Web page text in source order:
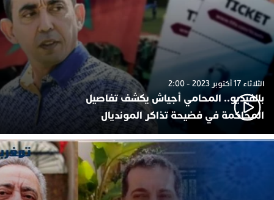
الثلاثاء 17 أكتوبر 2023 - 2:00
بالفيديو.. المحامي أجياش يكشف تفاصيل
المحاكمة في فضيحة تذاكر المونديال